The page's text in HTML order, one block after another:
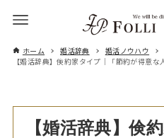
ホーム 婚活辞典
婚活ノウハウ
【婚活辞典】倹